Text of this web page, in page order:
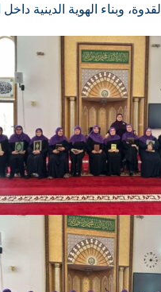
وبناء الهوية الدينية